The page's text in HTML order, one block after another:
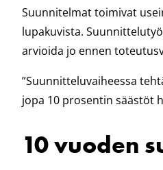
Suunnitelmat toimivat
lupakuvista.
arvioida jo ennen
”Suunnitteluvaiheessa
jopa 10 prosentin säästöt
10 vuoden